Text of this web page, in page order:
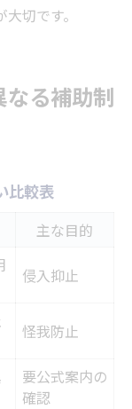
切です。
る補助制
比較表
主な目的
侵入抑止
怪我防止
要公式案内の
確認